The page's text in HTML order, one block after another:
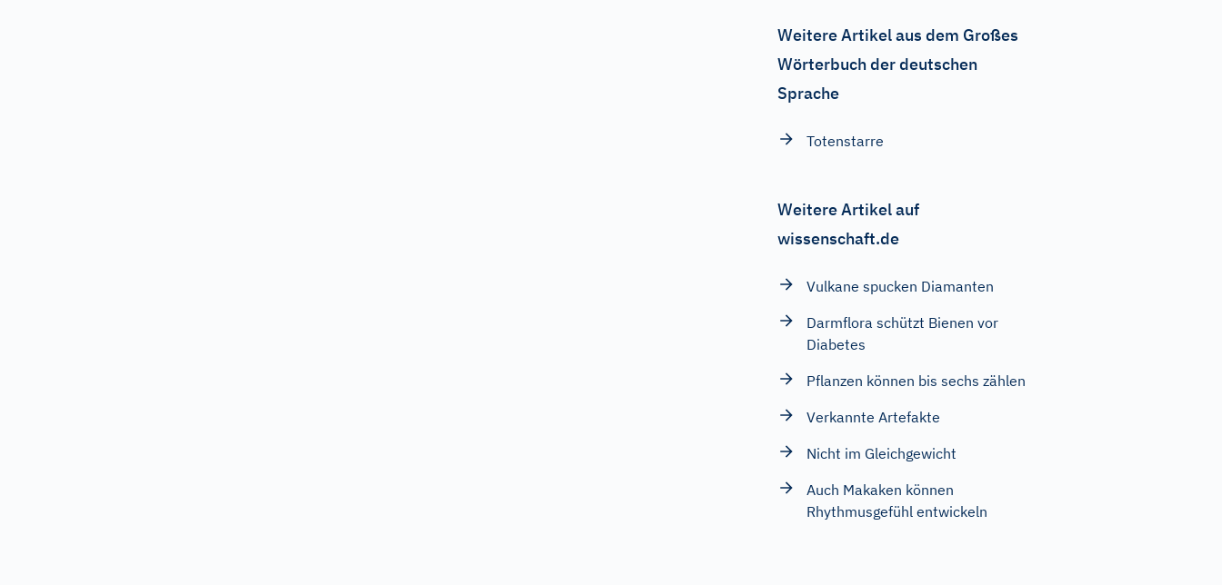
Weitere Artikel aus dem Großes
Wörterbuch der deutschen
Sprache
Totenstarre
Weitere Artikel auf
wissenschaft.de
Vulkane spucken Diamanten
Darmflora schützt Bienen vor
Diabetes
Pflanzen können bis sechs zählen
Verkannte Artefakte
Nicht im Gleichgewicht
Auch Makaken können
Rhythmusgefühl entwickeln